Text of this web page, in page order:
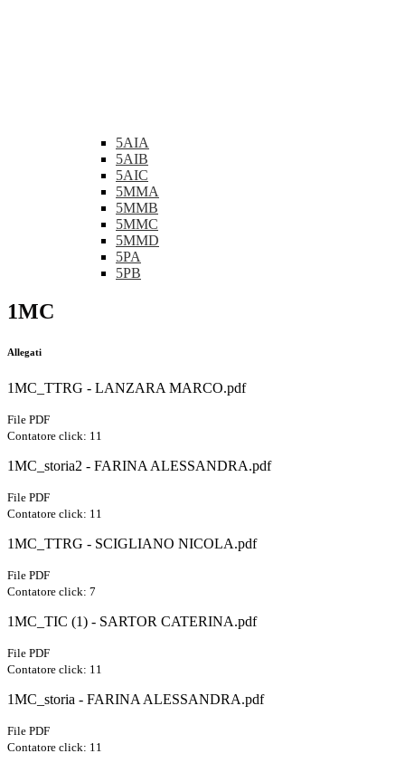
5AIA
5AIB
5AIC
5MMA
5MMB
5MMC
5MMD
5PA
5PB
1MC
Allegati
1MC_TTRG - LANZARA MARCO.pdf
File PDF
Contatore click: 11
1MC_storia2 - FARINA ALESSANDRA.pdf
File PDF
Contatore click: 11
1MC_TTRG - SCIGLIANO NICOLA.pdf
File PDF
Contatore click: 7
1MC_TIC (1) - SARTOR CATERINA.pdf
File PDF
Contatore click: 11
1MC_storia - FARINA ALESSANDRA.pdf
File PDF
Contatore click: 11